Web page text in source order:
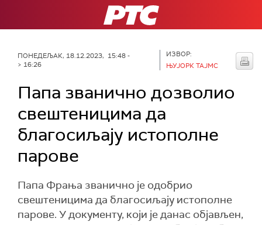
РТС
ПОНЕДЕЉАК, 18.12.2023, 15:48 -
> 16:26
ИЗВОР:
ЊУЈОРК ТАЈМС
Папа званично дозволио
свештеницима да
благосиљају истополне
парове
Папа Фрања званично је одобрио
свештеницима да благосиљају истополне
парове. У документу, који је данас објављен,